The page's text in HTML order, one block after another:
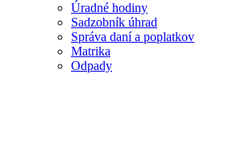
Úradné hodiny
Sadzobník úhrad
Správa daní a poplatkov
Matrika
Odpady